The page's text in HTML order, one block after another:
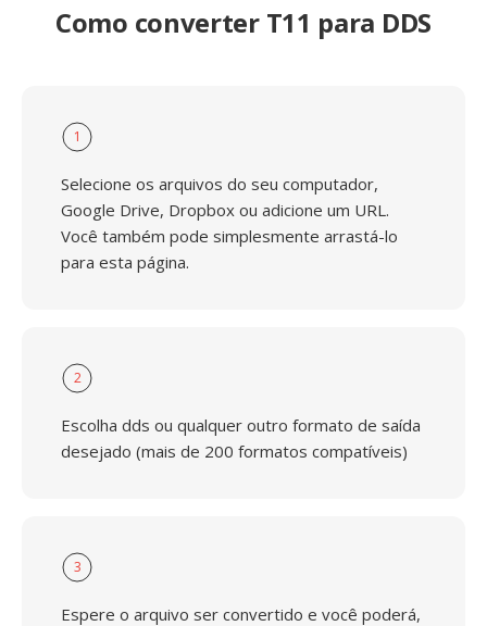
Como converter T11 para DDS
1
Selecione os arquivos do seu computador,
Google Drive, Dropbox ou adicione um URL.
Você também pode simplesmente arrastá-lo
para esta página.
2
Escolha dds ou qualquer outro formato de saída
desejado (mais de 200 formatos compatíveis)
3
Espere o arquivo ser convertido e você poderá,